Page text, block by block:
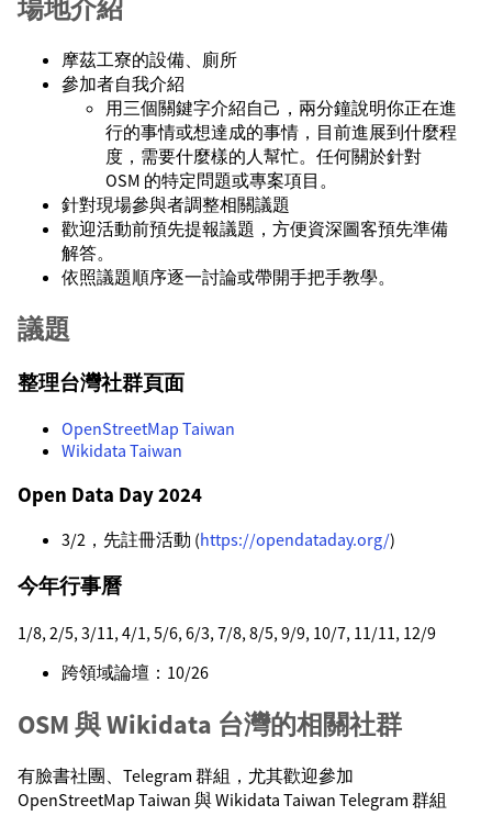
場地介紹
摩茲工寮的設備、廁所
參加者自我介紹
用三個關鍵字介紹自己，兩分鐘說明你正在進
行的事情或想達成的事情，目前進展到什麼程
度，需要什麼樣的人幫忙。任何關於針對
OSM 的特定問題或專案項目。
針對現場參與者調整相關議題
歡迎活動前預先提報議題，方便資深圖客預先準備
解答。
依照議題順序逐一討論或帶開手把手教學。
議題
整理台灣社群頁面
OpenStreetMap Taiwan
Wikidata Taiwan
Open Data Day 2024
3/2，先註冊活動 (https://opendataday.org/)
今年行事曆
1/8, 2/5, 3/11, 4/1, 5/6, 6/3, 7/8, 8/5, 9/9, 10/7, 11/11, 12/9
跨領域論壇：10/26
OSM 與 Wikidata 台灣的相關社群
有臉書社團、Telegram 群組，尤其歡迎參加
OpenStreetMap Taiwan 與 Wikidata Taiwan Telegram 群組